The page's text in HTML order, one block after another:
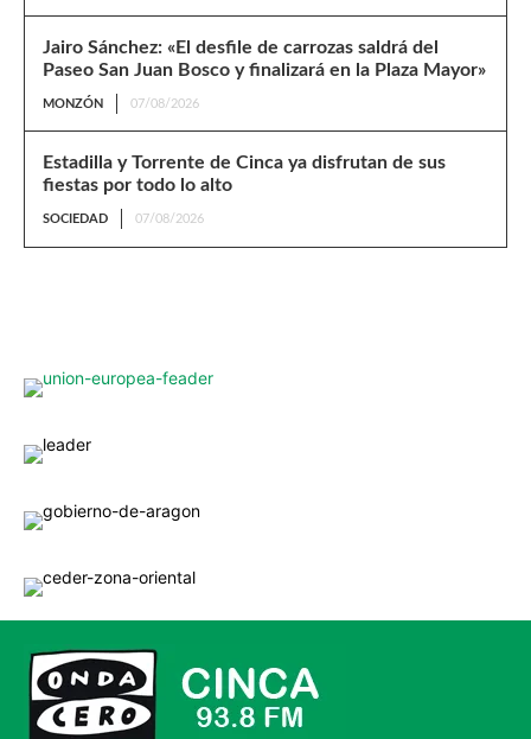
Jairo Sánchez: «El desfile de carrozas saldrá del
Paseo San Juan Bosco y finalizará en la Plaza Mayor»
MONZÓN 07/08/2026
Estadilla y Torrente de Cinca ya disfrutan de sus
fiestas por todo lo alto
SOCIEDAD 07/08/2026